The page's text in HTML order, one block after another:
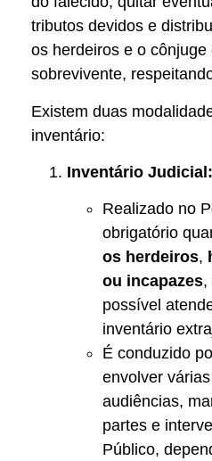
tributos devidos e
os herdeiros e o
sobrevivente,
Existem duas
inventário:
Inventário Judicial:
Realizado no
obrigatório
os herdeiros,
ou incapazes,
possível
inventário
É conduzido
envolver
audiências,
partes e
Público,